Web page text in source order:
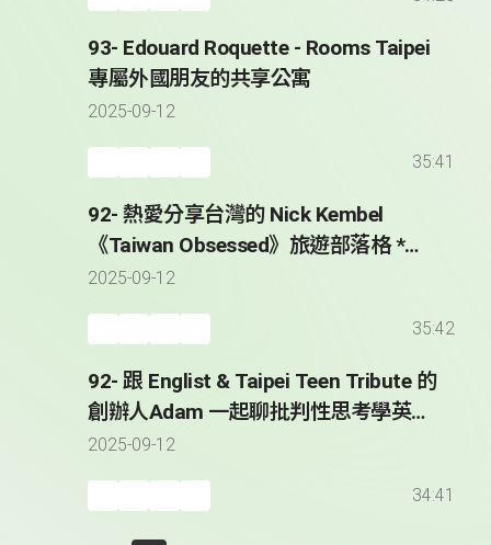
93- Edouard Roquette - Rooms Taipei
專屬外國朋友的共享公寓
2025-09-12
35:41
92- 熱愛分享台灣的 Nick Kembel
《Taiwan Obsessed》旅遊部落格 *
Sharing His Taiwan Obsession with
2025-09-12
35:42
92- 跟 Englist & Taipei Teen Tribute 的
創辦人Adam 一起聊批判性思考學英文
* Adam Hatch - Founder of Englist &
2025-09-12
34:41